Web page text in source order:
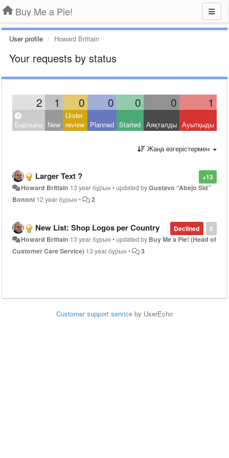
Buy Me a Pie!
User profile Howard Brittain
Your requests by status
2 1 0 0 0 0 1
Барлығы New
Under
review
Planned Started Аяқталды Ауытқыды
Жаңа өзгерістермен
+13
Larger Text ?
Howard Brittain 13 year бұрын •updated byGustavo “Abejo Sid”
Bononi 12 year бұрын • 2
0
Declined
New List: Shop Logos per Country
Howard Brittain 13 year бұрын •updated by Buy Me a Pie! (Head of
Customer Care Service) 13 year бұрын • 3
Customer support service by UserEcho